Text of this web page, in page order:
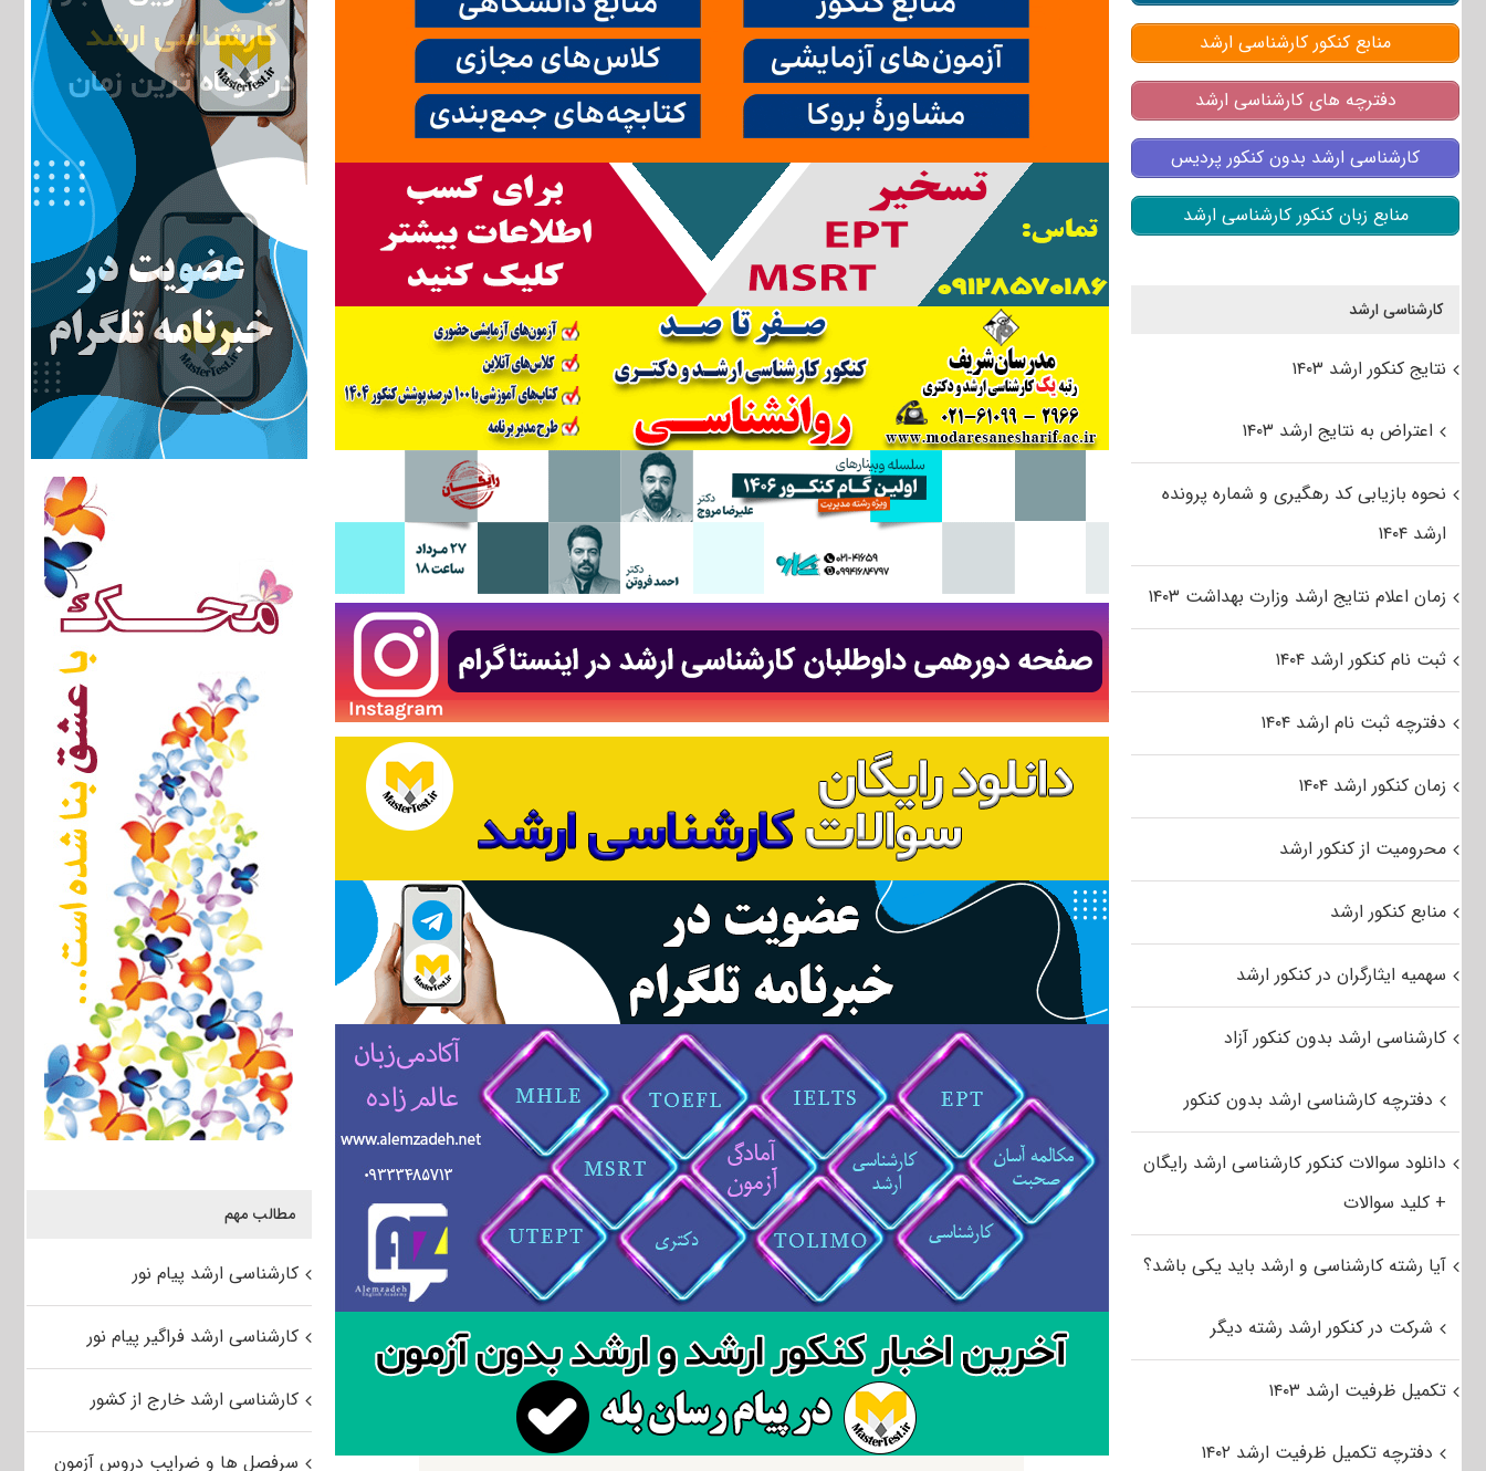
مطالب مهم
کارشناسی ارشد پیام نور
کارشناسی ارشد فراگیر پیام نور
کارشناسی ارشد خارج از کشور
سرفصل ها و ضرایب دروس آزمون
منابع کنکور کارشناسی ارشد
دفترچه های کارشناسی ارشد
کارشناسی ارشد بدون کنکور پردیس
منابع زبان کنکور کارشناسی ارشد
کارشناسی ارشد
نتایج کنکور ارشد ۱۴۰۳
اعتراض به نتایج ارشد ۱۴۰۳
نحوه بازیابی کد رهگیری و شماره پرونده
ارشد ۱۴۰۴
زمان اعلام نتایج ارشد وزارت بهداشت ۱۴۰۳
ثبت نام کنکور ارشد ۱۴۰۴
دفترچه ثبت نام ارشد ۱۴۰۴
زمان کنکور ارشد ۱۴۰۴
محرومیت از کنکور ارشد
منابع کنکور ارشد
سهمیه ایثارگران در کنکور ارشد
کارشناسی ارشد بدون کنکور آزاد
دفترچه کارشناسی ارشد بدون کنکور
دانلود سوالات کنکور کارشناسی ارشد رایگان
+ کلید سوالات
آیا رشته کارشناسی و ارشد باید یکی باشد؟
شرکت در کنکور ارشد رشته دیگر
تکمیل ظرفیت ارشد ۱۴۰۳
دفترچه تکمیل ظرفیت ارشد ۱۴۰۲